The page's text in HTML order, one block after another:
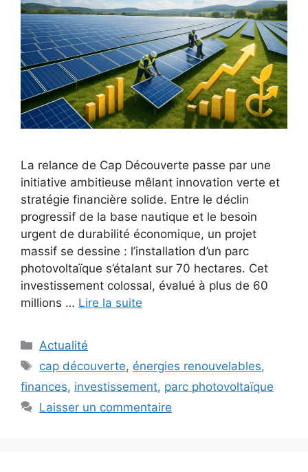
La relance de Cap Découverte passe par une
initiative ambitieuse mêlant innovation verte et
stratégie financière solide. Entre le déclin
progressif de la base nautique et le besoin
urgent de durabilité économique, un projet
massif se dessine : l’installation d’un parc
photovoltaïque s’étalant sur 70 hectares. Cet
investissement colossal, évalué à plus de 60
millions … Lire la suite
Catégories
Actualité
Étiquettes
cap découverte, énergies renouvelables,
finances, investissement, parc photovoltaïque
Laisser un commentaire